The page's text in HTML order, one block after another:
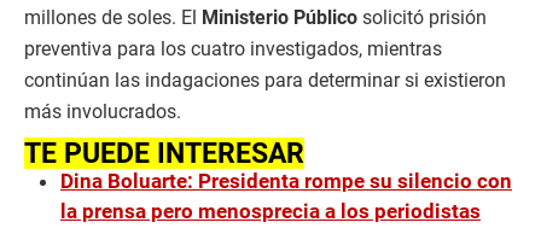
millones de soles. El Ministerio Público solicitó prisión
preventiva para los cuatro investigados, mientras
continúan las indagaciones para determinar si existieron
más involucrados.
TE PUEDE INTERESAR
Dina Boluarte: Presidenta rompe su silencio con
la prensa pero menosprecia a los periodistas